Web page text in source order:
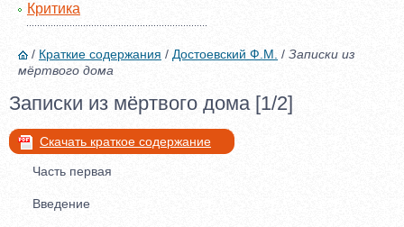
Критика
/ Краткие содержания / Достоевский Ф.М. / Записки из
мёртвого дома
Записки из мёртвого дома [1/2]
Скачать краткое содержание
Часть первая
Введение